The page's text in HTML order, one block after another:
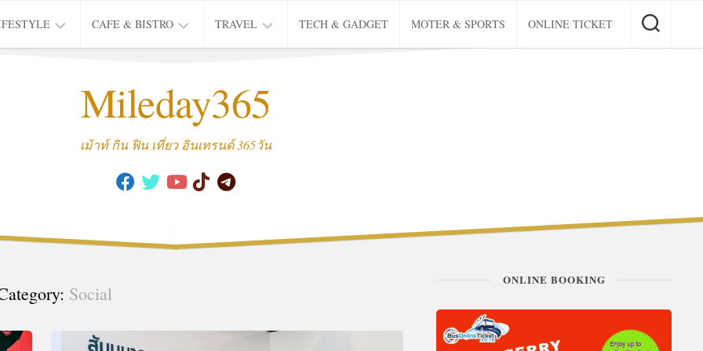
SERIES
CAFE & BISTRO
CAFE
TRAVEL
THAI
TRIP
TECH & GADGET MOTER & SPORTS ONLINE TICKET
Mileday365
เม้าท์ กิน ฟิน เที่ยว อินเทรนด์ 365วัน
Social
ONLINE BOOKING